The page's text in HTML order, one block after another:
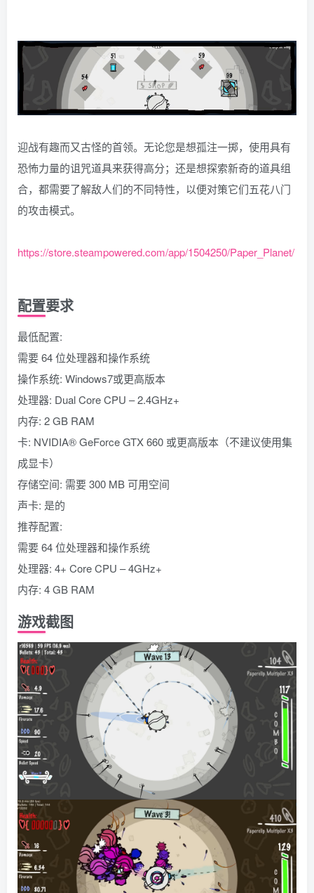
迎战有趣而又古怪的首领。无论您是想孤注一掷，使用具有
恐怖力量的诅咒道具来获得高分；还是想探索新奇的道具组
合，都需要了解敌人们的不同特性，以便对策它们五花八门
的攻击模式。
https://store.steampowered.com/app/1504250/Paper_Planet/
配置要求
最低配置:
需要 64 位处理器和操作系统
操作系统: Windows7或更高版本
处理器: Dual Core CPU – 2.4GHz+
内存: 2 GB RAM
卡: NVIDIA® GeForce GTX 660 或更高版本（不建议使用集
成显卡）
存储空间: 需要 300 MB 可用空间
声卡: 是的
推荐配置:
需要 64 位处理器和操作系统
处理器: 4+ Core CPU – 4GHz+
内存: 4 GB RAM
游戏截图